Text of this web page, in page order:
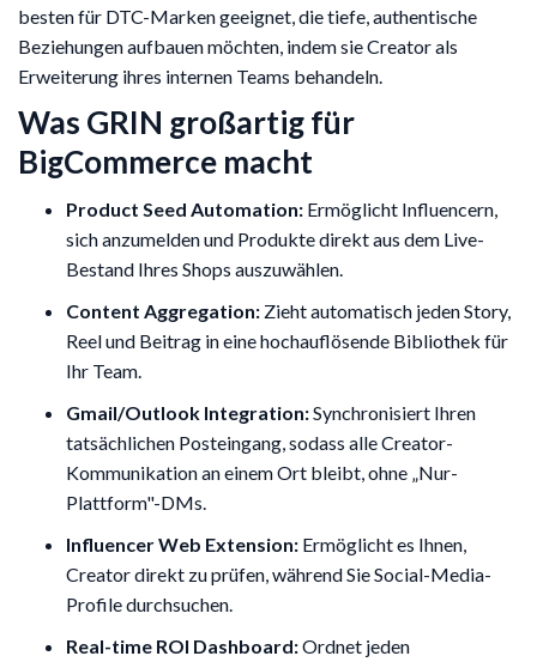
besten für DTC-Marken geeignet, die tiefe, authentische
Beziehungen aufbauen möchten, indem sie Creator als
Erweiterung ihres internen Teams behandeln.
Was GRIN großartig für
BigCommerce macht
Product Seed Automation: Ermöglicht Influencern,
sich anzumelden und Produkte direkt aus dem Live-
Bestand Ihres Shops auszuwählen.
Content Aggregation: Zieht automatisch jeden Story,
Reel und Beitrag in eine hochauflösende Bibliothek für
Ihr Team.
Gmail/Outlook Integration:Synchronisiert Ihren
tatsächlichen Posteingang, sodass alle Creator-
Kommunikation an einem Ort bleibt, ohne „Nur-
Plattform"-DMs.
Influencer Web Extension: Ermöglicht es Ihnen,
Creator direkt zu prüfen, während Sie Social-Media-
Profile durchsuchen.
Real-time ROI Dashboard:Ordnet jeden